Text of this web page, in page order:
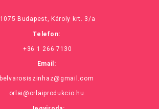
1075 Budapest, Károly krt. 3/a
Telefon:
+36 1 266 7130
Email:
belvarosiszinhaz@gmail.com
orlai@orlaiprodukcio.hu